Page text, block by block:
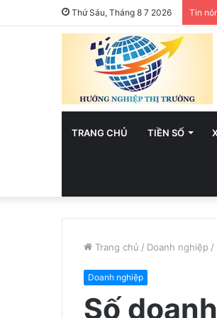
Thứ Sáu, Tháng 8 7 2026 Tin
TRANG CHỦ TIỀN SỐ
Trang chủ / Doanh nghiệp /
Doanh nghiệp
Số